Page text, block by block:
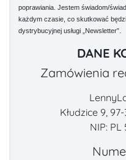
poprawiania. Jestem świadom/
każdym czasie, co skutkować
dystrybucyjnej usługi „Newsletter”.
DANE
Zamówienia
Kłudzice 9,
NIP: PL